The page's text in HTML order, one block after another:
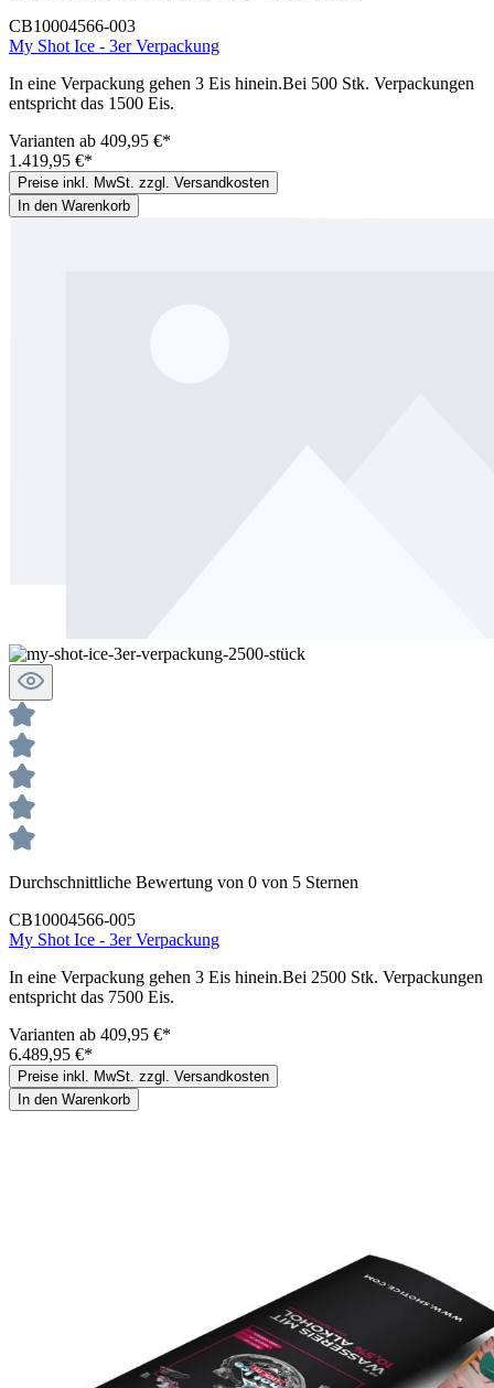
CB10004566-003
My Shot Ice - 3er Verpackung
In eine Verpackung gehen 3 Eis hinein.Bei 500 Stk. Verpackungen
entspricht das 1500 Eis.
Varianten ab 409,95 €*
1.419,95 €*
Preise inkl. MwSt. zzgl. Versandkosten
In den Warenkorb
Durchschnittliche Bewertung von 0 von 5 Sternen
CB10004566-005
My Shot Ice - 3er Verpackung
In eine Verpackung gehen 3 Eis hinein.Bei 2500 Stk. Verpackungen
entspricht das 7500 Eis.
Varianten ab 409,95 €*
6.489,95 €*
Preise inkl. MwSt. zzgl. Versandkosten
In den Warenkorb